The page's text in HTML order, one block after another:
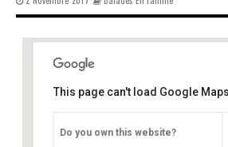
Charentaise
This page can't load Google
Do you own this website?